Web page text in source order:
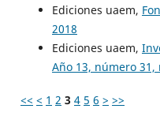
Ediciones uaem,
2018
Ediciones uaem,
Año 13, número 31,
<< < 1 2 3 4 5 6 > >>